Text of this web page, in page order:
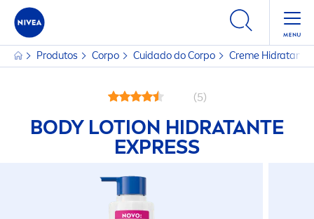
Produtos Corpo Cuidado do Corpo Creme Hidratante
(5)
BODY LOTION HIDRATANTE
EXPRESS